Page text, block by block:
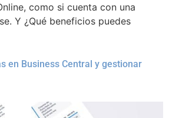
como si cuenta con una
Y ¿Qué beneficios puedes
en Business Central y gestionar